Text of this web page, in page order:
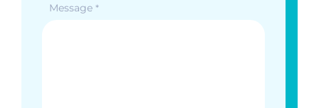
Message *